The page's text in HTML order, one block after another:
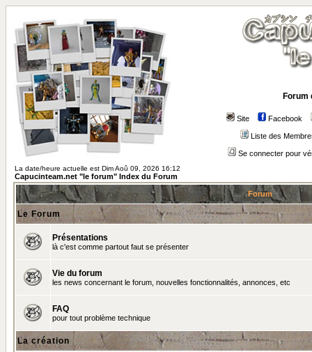
Forum
Site Facebook
Liste des
Se connecter pour
La date/heure actuelle est Dim Aoû 09, 2026 16:12
Capucinteam.net "le forum" Index du Forum
Forum
Le Forum
Présentations
là c'est comme partout faut se présenter
Vie du forum
les news concernant le forum, nouvelles fonctionnalités, annonces, etc
FAQ
pour tout problème technique
La création